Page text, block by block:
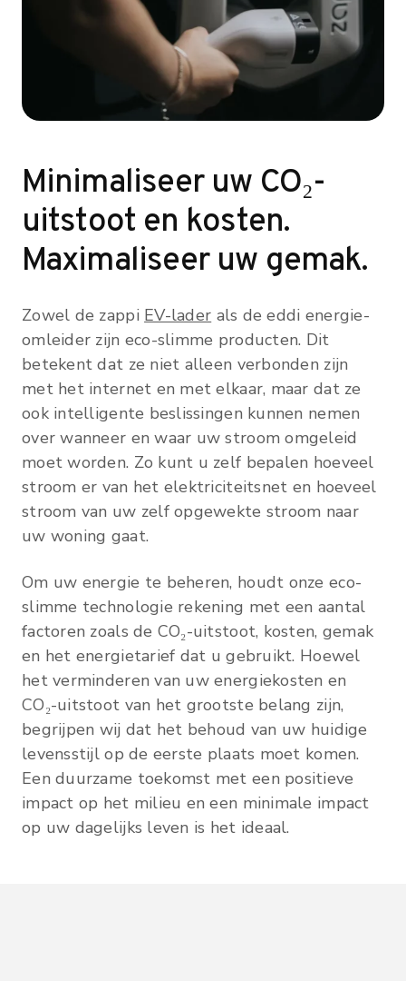
Minimaliseer uw CO₂-
uitstoot en kosten.
Maximaliseer uw gemak.
Zowel de zappi EV-lader als de eddi energie-
omleider zijn eco-slimme producten. Dit
betekent dat ze niet alleen verbonden zijn
met het internet en met elkaar, maar dat ze
ook intelligente beslissingen kunnen nemen
over wanneer en waar uw stroom omgeleid
moet worden. Zo kunt u zelf bepalen hoeveel
stroom er van het elektriciteitsnet en hoeveel
stroom van uw zelf opgewekte stroom naar
uw woning gaat.
Om uw energie te beheren, houdt onze eco-
slimme technologie rekening met een aantal
factoren zoals de CO₂-uitstoot, kosten, gemak
en het energietarief dat u gebruikt. Hoewel
het verminderen van uw energiekosten en
CO₂-uitstoot van het grootste belang zijn,
begrijpen wij dat het behoud van uw huidige
levensstijl op de eerste plaats moet komen.
Een duurzame toekomst met een positieve
impact op het milieu en een minimale impact
op uw dagelijks leven is het ideaal.